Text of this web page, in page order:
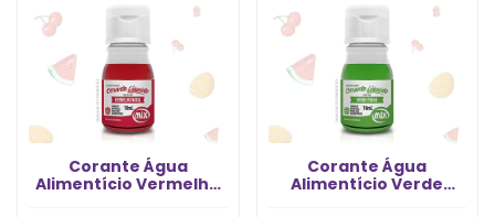
Corante Água
Alimentício Vermelho
Corante Água
Alimentício Verde